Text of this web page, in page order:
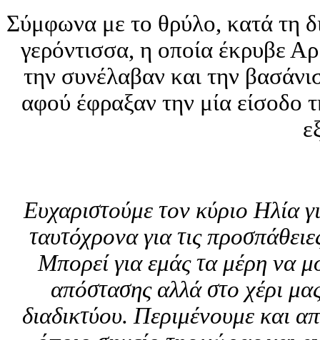
Σύμφωνα με το θρύλο, κατά τη
γερόντισσα, η οποία έκρυβε
την συνέλαβαν και την
αφού έφραξαν την μία είσοδο
Ευχαριστούμε τον κύριο Ηλία
ταυτόχρονα για τις
Μπορεί για εμάς τα μέρη να
απόστασης αλλά στο χέρι
διαδικτύου. Περιμένουμε και